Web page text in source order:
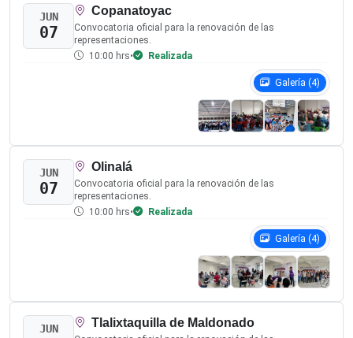
Edificio el Porvenir
Paseo Alejandro Cervantes Delgado s/n,
Colonia El Porvenir, C.P. 39030
Correo electrónico:
transparencia@iepcgro.mx
Edificio los Pinos
Boulevard René Juárez Cisneros, esquina con
Correo electrónico:
transparencia@iepcgro.mx